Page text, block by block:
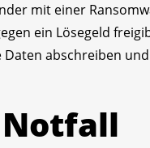
mit einer
ein Lösegeld
abschreiben